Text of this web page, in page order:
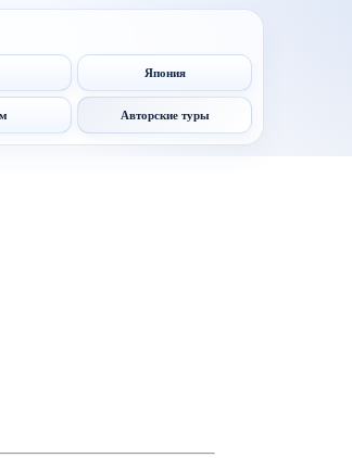
Япония
Авторские туры